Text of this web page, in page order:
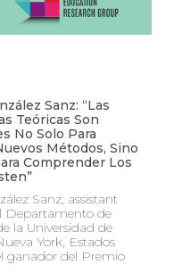
Sanz: “Las
Teóricas Son
No Solo Para
Métodos, Sino
Comprender Los
Sanz, assistant
Departamento de
la Universidad de
York, Estados
ganador del Premio